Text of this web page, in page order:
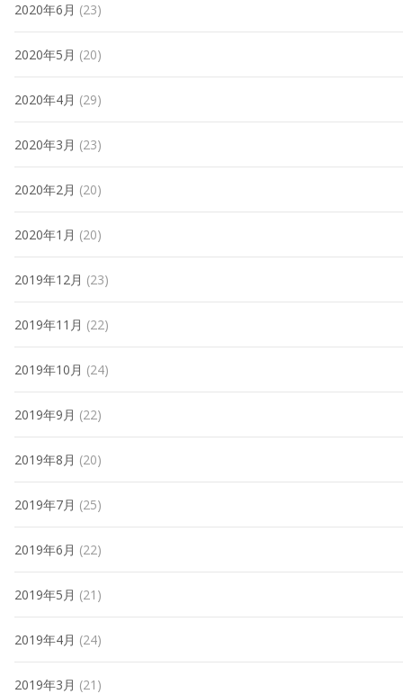
2020年6月 (23)
2020年5月 (20)
2020年4月 (29)
2020年3月 (23)
2020年2月 (20)
2020年1月 (20)
2019年12月 (23)
2019年11月 (22)
2019年10月 (24)
2019年9月 (22)
2019年8月 (20)
2019年7月 (25)
2019年6月 (22)
2019年5月 (21)
2019年4月 (24)
2019年3月 (21)